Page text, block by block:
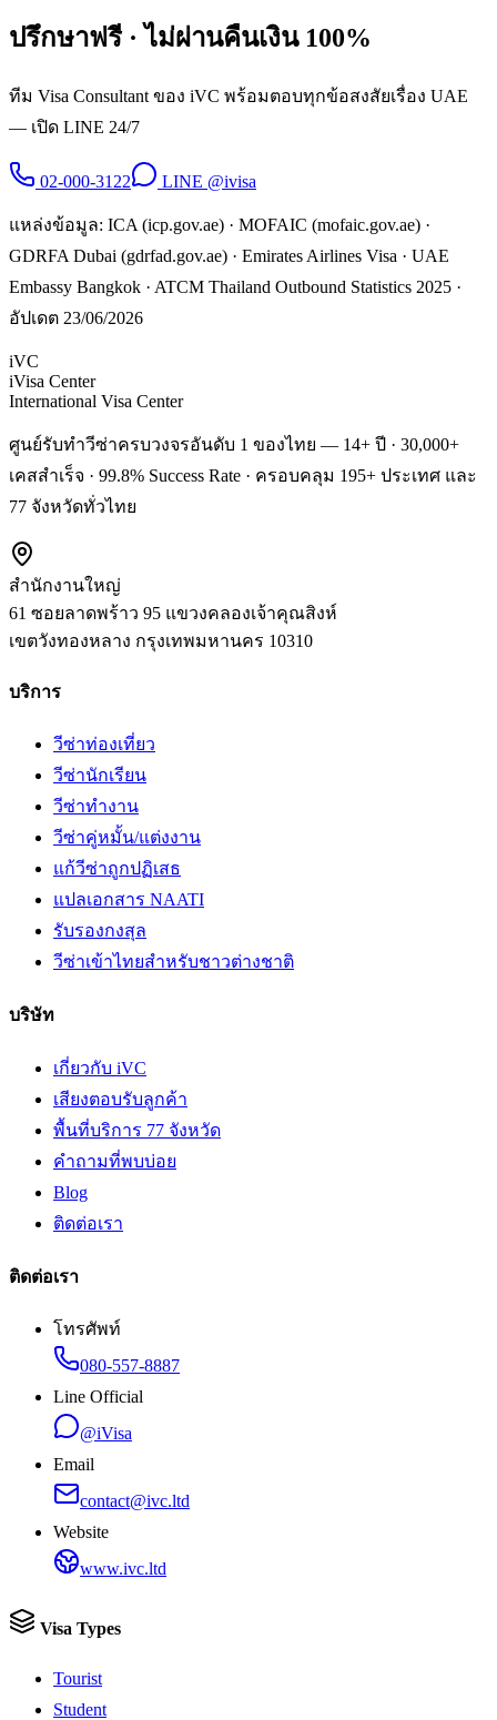
ปรึกษาฟรี · ไม่ผ่านคืนเงิน 100%
ทีม Visa Consultant ของ iVC พร้อมตอบทุกข้อสงสัยเรื่อง UAE
— เปิด LINE 24/7
02-000-3122 LINE @ivisa
แหล่งข้อมูล: ICA (icp.gov.ae) · MOFAIC (mofaic.gov.ae) ·
GDRFA Dubai (gdrfad.gov.ae) · Emirates Airlines Visa · UAE
Embassy Bangkok · ATCM Thailand Outbound Statistics 2025 ·
อัปเดต 23/06/2026
iVC
iVisa Center
International Visa Center
ศูนย์รับทำวีซ่าครบวงจรอันดับ 1 ของไทย — 14+ ปี · 30,000+
เคสสำเร็จ · 99.8% Success Rate · ครอบคลุม 195+ ประเทศ และ
77 จังหวัดทั่วไทย
สำนักงานใหญ่
61 ซอยลาดพร้าว 95 แขวงคลองเจ้าคุณสิงห์
เขตวังทองหลาง กรุงเทพมหานคร 10310
บริการ
วีซ่าท่องเที่ยว
วีซ่านักเรียน
วีซ่าทำงาน
วีซ่าคู่หมั้น/แต่งงาน
แก้วีซ่าถูกปฏิเสธ
แปลเอกสาร NAATI
รับรองกงสุล
วีซ่าเข้าไทยสำหรับชาวต่างชาติ
บริษัท
เกี่ยวกับ iVC
เสียงตอบรับลูกค้า
พื้นที่บริการ 77 จังหวัด
คำถามที่พบบ่อย
Blog
ติดต่อเรา
ติดต่อเรา
โทรศัพท์
080-557-8887
Line Official
@iVisa
Email
contact@ivc.ltd
Website
www.ivc.ltd
Visa Types
Tourist
Student